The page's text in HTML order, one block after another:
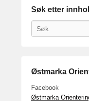
Søk etter
Search
Østmarka
Facebook
Østmarka